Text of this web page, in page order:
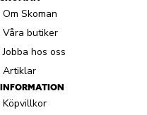
Om Skoman
Våra butiker
Jobba hos oss
Artiklar
INFORMATION
Köpvillkor